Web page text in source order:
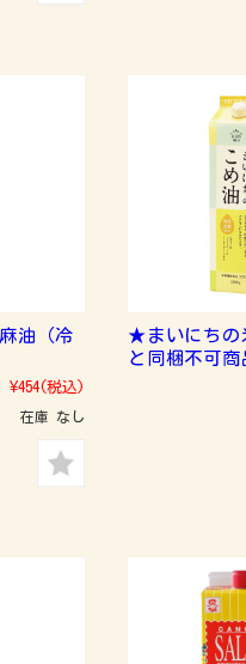
油（冷
¥454(税込)
在庫 なし
★まいにちの
と同梱不可商